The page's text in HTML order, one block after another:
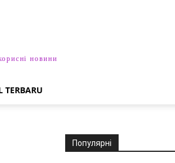
новини
TERBARU
Популярні